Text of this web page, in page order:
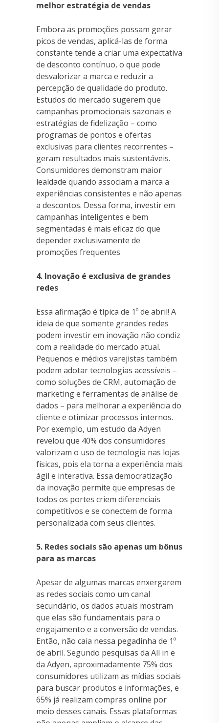
melhor estratégia de vendas
Embora as promoções possam gerar
picos de vendas, aplicá-las de forma
constante tende a criar uma expectativa
de desconto contínuo, o que pode
desvalorizar a marca e reduzir a
percepção de qualidade do produto.
Estudos do mercado sugerem que
campanhas promocionais sazonais e
estratégias de fidelização – como
programas de pontos e ofertas
exclusivas para clientes recorrentes –
geram resultados mais sustentáveis.
Consumidores demonstram maior
lealdade quando associam a marca a
experiências consistentes e não apenas
a descontos. Dessa forma, investir em
campanhas inteligentes e bem
segmentadas é mais eficaz do que
depender exclusivamente de
promoções frequentes
4. Inovação é exclusiva de grandes
redes
Essa afirmação é típica de 1º de abril! A
ideia de que somente grandes redes
podem investir em inovação não condiz
com a realidade do mercado atual.
Pequenos e médios varejistas também
podem adotar tecnologias acessíveis –
como soluções de CRM, automação de
marketing e ferramentas de análise de
dados – para melhorar a experiência do
cliente e otimizar processos internos.
Por exemplo, um estudo da Adyen
revelou que 40% dos consumidores
valorizam o uso de tecnologia nas lojas
físicas, pois ela torna a experiência mais
ágil e interativa. Essa democratização
da inovação permite que empresas de
todos os portes criem diferenciais
competitivos e se conectem de forma
personalizada com seus clientes.
5. Redes sociais são apenas um bônus
para as marcas
Apesar de algumas marcas enxergarem
as redes sociais como um canal
secundário, os dados atuais mostram
que elas são fundamentais para o
engajamento e a conversão de vendas.
Então, não caia nessa pegadinha de 1º
de abril. Segundo pesquisas da All in e
da Adyen, aproximadamente 75% dos
consumidores utilizam as mídias sociais
para buscar produtos e informações, e
65% já realizam compras online por
meio desses canais. Essas plataformas